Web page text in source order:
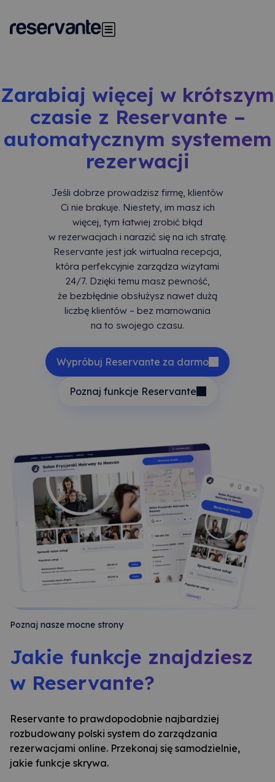
do
treści
iWorks Test Site
Pokaż menu główne
Zarabiaj więcej w krótszym
czasie z Reservante –
automatycznym systemem
rezerwacji
Jeśli dobrze prowadzisz firmę, klientów
Ci nie brakuje. Niestety, im masz ich
więcej, tym łatwiej zrobić błąd
w rezerwacjach i narazić się na ich stratę.
Reservante jest jak wirtualna recepcja,
która perfekcyjnie zarządza wizytami
24/7. Dzięki temu masz pewność,
że bezbłędnie obsłużysz nawet dużą
liczbę klientów – bez marnowania
na to swojego czasu.
Wypróbuj Reservante za darmo
Poznaj funkcje Reservante
Poznaj nasze mocne strony
Jakie funkcje znajdziesz
w Reservante?
Reservante to prawdopodobnie najbardziej
rozbudowany polski system do zarządzania
rezerwacjami online. Przekonaj się samodzielnie,
jakie funkcje skrywa.